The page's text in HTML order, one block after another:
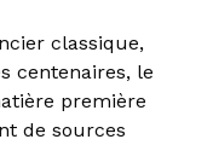
classique,
centenaires, le
première
de sources